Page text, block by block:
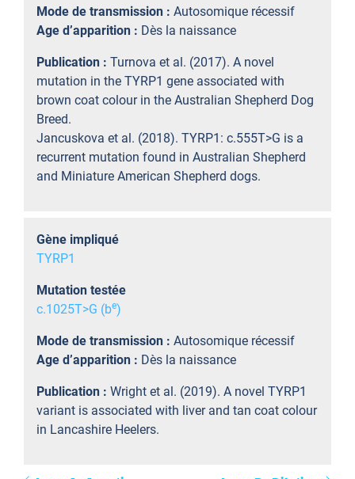
Mode de transmission : Autosomique récessif
Age d’apparition : Dès la naissance
Publication : Turnova et al. (2017). A novel
mutation in the TYRP1 gene associated with
brown coat colour in the Australian Shepherd Dog
Breed.
Jancuskova et al. (2018). TYRP1: c.555T>G is a
recurrent mutation found in Australian Shepherd
and Miniature American Shepherd dogs.
Gène impliqué
TYRP1
Mutation testée
c.1025T>G (be)
Mode de transmission : Autosomique récessif
Age d’apparition : Dès la naissance
Publication : Wright et al. (2019). A novel TYRP1
variant is associated with liver and tan coat colour
in Lancashire Heelers.